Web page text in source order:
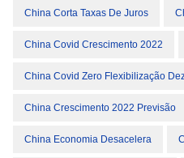
China Corta Taxas De Juros
China Covid Crescimento 2022
China Covid Zero Flexibilização
China Crescimento 2022 Previsão
China Economia Desacelera